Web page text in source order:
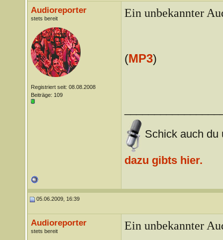
Audioreporter
stets bereit
Registriert seit: 08.08.2008
Beiträge: 109
Ein unbekannter
(MP3)
Schick auch
dazu gibts hier.
05.06.2009, 16:39
Audioreporter
stets bereit Ein unbekannter